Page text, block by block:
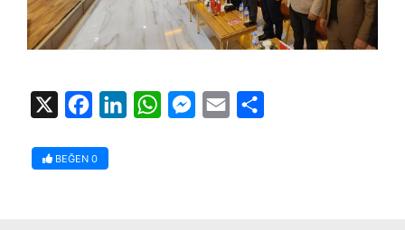
FacebookLinkedInWhatsAppMessenger
Email
BEĞEN 0